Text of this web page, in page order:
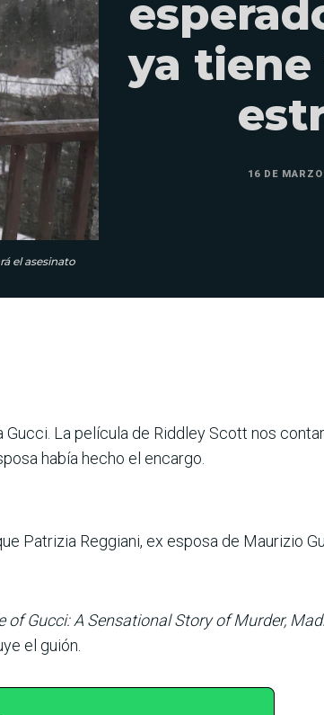
el asesinato
ya tiene
16 DE
La película de Riddley Scott nos
había hecho el encargo.
Patrizia Reggiani, ex esposa de Maurizio
of Gucci: A Sensational Story of Murder,
el guión.